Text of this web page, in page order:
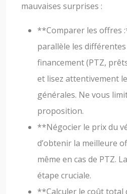
mauvaises surprises :
**Comparer les offres
parallèle les
financement (PTZ,
et lisez attentivement
générales. Ne vous
proposition.
**Négocier le prix du
d’obtenir la meilleure
même en cas de PTZ.
étape cruciale.
**Calculer le coût total